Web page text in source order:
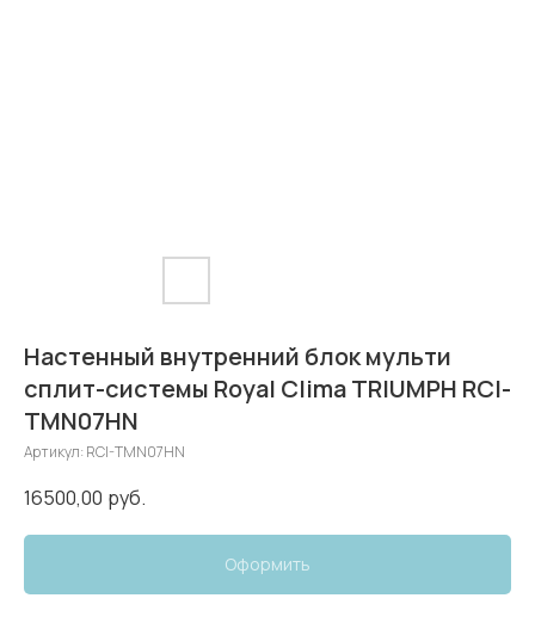
Настенный внутренний блок мульти
сплит-системы Royal Clima TRIUMPH RCI-
TMN07HN
Артикул: RCI-TMN07HN
16500,00 руб.
Оформить